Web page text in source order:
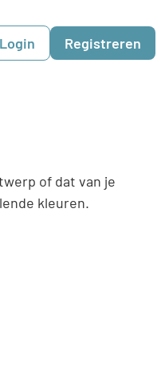
Login Registreren
of dat van je
kleuren.